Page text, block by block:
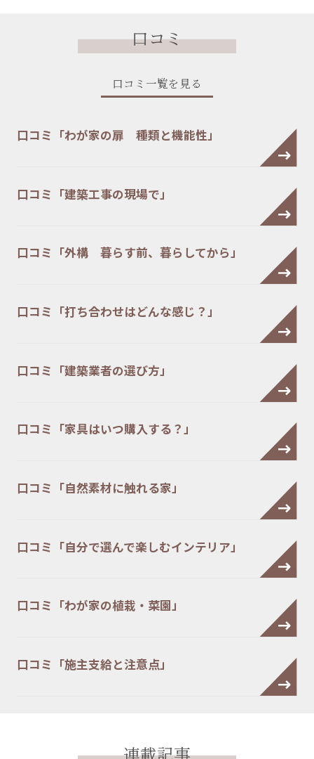
口コミ
口コミ一覧を見る
口コミ「わが家の扉 種類と機能性」
口コミ「建築工事の現場で」
口コミ「外構 暮らす前、暮らしてから」
口コミ「打ち合わせはどんな感じ？」
口コミ「建築業者の選び方」
口コミ「家具はいつ購入する？」
口コミ「自然素材に触れる家」
口コミ「自分で選んで楽しむインテリア」
口コミ「わが家の植栽・菜園」
口コミ「施主支給と注意点」